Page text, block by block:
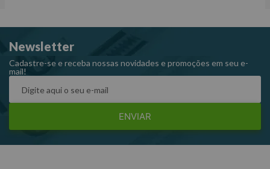
Newsletter
Cadastre-se e receba nossas novidades e promoções em seu e-
mail!
ENVIAR